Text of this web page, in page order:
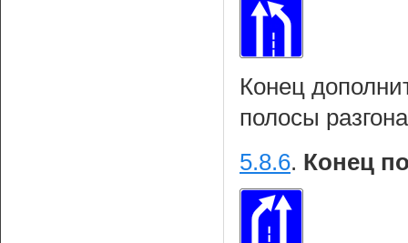
Конец
полосы разгона
5.8.6. Конец